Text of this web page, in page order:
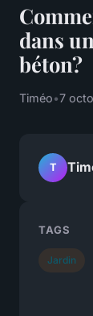
dans
béton?
Timéo•7
T
TAGS
Jardin